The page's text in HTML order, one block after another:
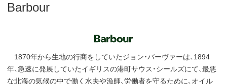
Barbour
1870年から生地の行商をしていたジョン・バーヴァーは、1894
年、急速に発展していたイギリスの港町サウス・シールズにて、最悪
な北海の気候の中で働く水夫や漁師、労働者を守るために、オイル